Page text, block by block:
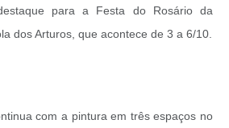
para a Festa do Rosário da
dos Arturos, que acontece de 3 a 6/10.
com a pintura em três espaços no